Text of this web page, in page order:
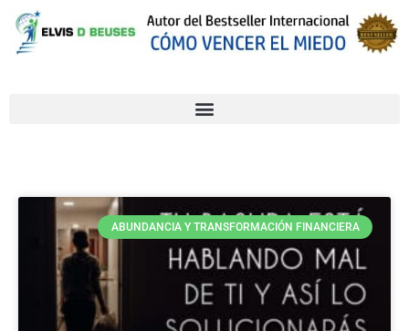
ABUNDANCIA Y TRANSFORMACIÓN FINANCIERA